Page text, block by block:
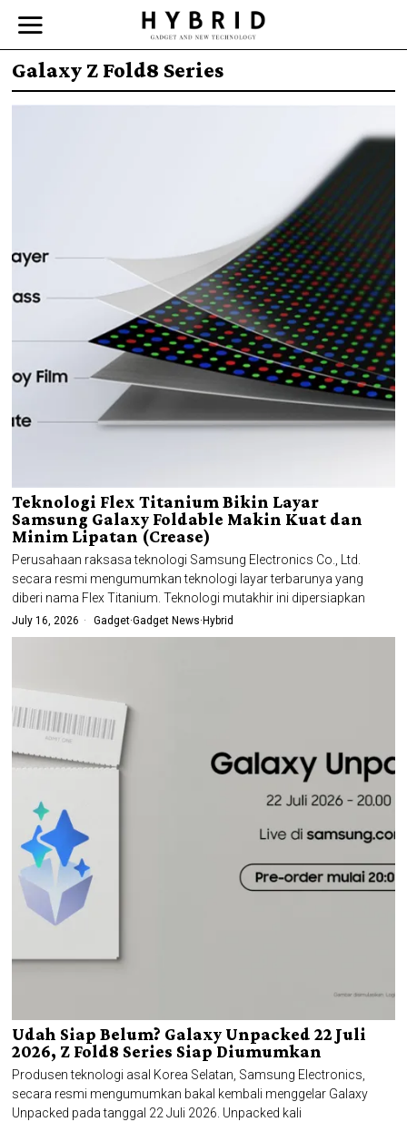
Galaxy Z Fold8 Series
Teknologi Flex Titanium Bikin Layar
Samsung Galaxy Foldable Makin Kuat dan
Minim Lipatan (Crease)
Perusahaan raksasa teknologi Samsung Electronics Co., Ltd.
secara resmi mengumumkan teknologi layar terbarunya yang
diberi nama Flex Titanium. Teknologi mutakhir ini dipersiapkan
July 16, 2026 Gadget·Gadget News· Hybrid
Udah Siap Belum? Galaxy Unpacked 22 Juli
2026, Z Fold8 Series Siap Diumumkan
Produsen teknologi asal Korea Selatan, Samsung Electronics,
secara resmi mengumumkan bakal kembali menggelar Galaxy
Unpacked pada tanggal 22 Juli 2026. Unpacked kali